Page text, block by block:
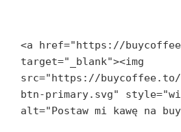
<a href="https://
target="_blank"><img
src="https://
btn-primary.svg"
alt="Postaw mi kawę na